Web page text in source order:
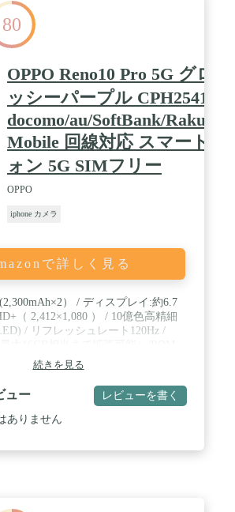
ブランド初のCCイヤーカフ】
の新しいデザインコンセプトを具現
ド初のCCイヤーカフ型イヤホンがつ
から得たインスピレーションと最新
を組み合わせ、「装着感ゼロ！」を
美なシルエットを生み出しました。
分に採用したニッケルチタン製形状
ーは、耐久性がありつつも高い弾力
、さまざまな耳型にぴったりフィッ
も肌に優しい70%液体シリコンで覆
装着感は抜群、ほぼ“つけてる感”が
【耳に挟むだけで聞こえる、「なが
再定義！】イヤーカフ型のイヤホン
サリー感覚で耳の軟骨を挟むだけ
ないため、車のクラクションやアナ
だけます。音楽を聴きつつ家事をし
、家族と自然なコミュニケーション
きます。カナル型イヤホンの蒸れ・
ングラスやメガネ、マスクとの干渉
発生しません。日常生活の様々なシ
聴きながら快適な長時間使用が可能
イヤホン本体は左右の区別がないか
スに収納するだけで、イヤホンの左
自動切り替えが完了します。【単体
急速充電対応】イヤホン本体で最
た急速充電に対応し、わずか10分
80
OPPO Reno10 Pro 5G グロ
ッシーパープル CPH2541
docomo/au/SoftBank/Rakuten
Mobile 回線対応 スマートフ
ォン 5G SIMフリー
OPPO
iphone カメラ
で詳しく見る
） / ディスプレイ:約6.7
（ 2,412×1,080 ） / 10億色高精細
/ リフレッシュレート120Hz /
778 5G / オクタ
＋1.9GHz×4 / カメラ:[広角] 約
値1.8) OIS対応 [望遠] 約3,200万画素
] 約800万画素 (F値2.2 / 画角112°) イ
万画素(F値2.4)
続きを見る
ュー レビューを書く
ありません